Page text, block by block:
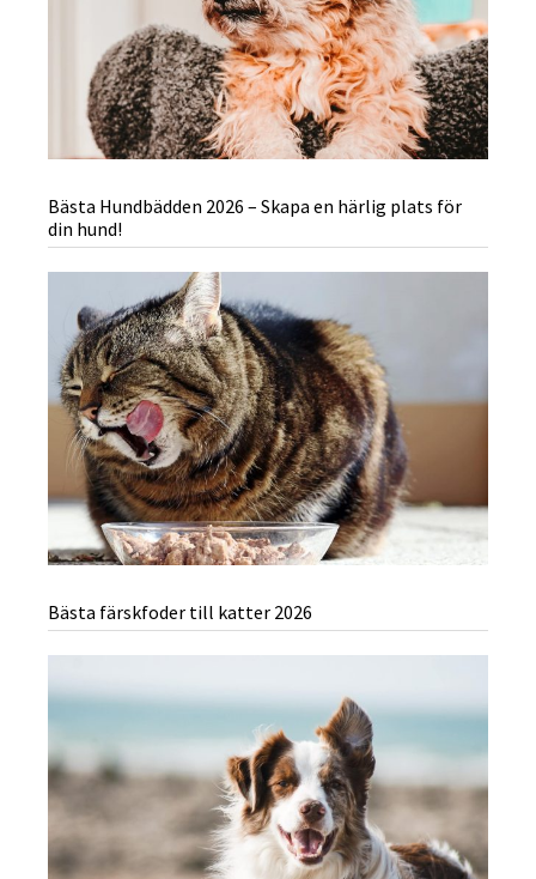
Bästa Hundbädden 2026 – Skapa en härlig plats för
din hund!
Bästa färskfoder till katter 2026